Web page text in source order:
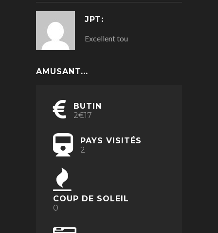
JPT:
Excellent tou
AMUSANT...
BUTIN
2€17
PAYS VISITÉS
2
COUP DE SOLEIL
0